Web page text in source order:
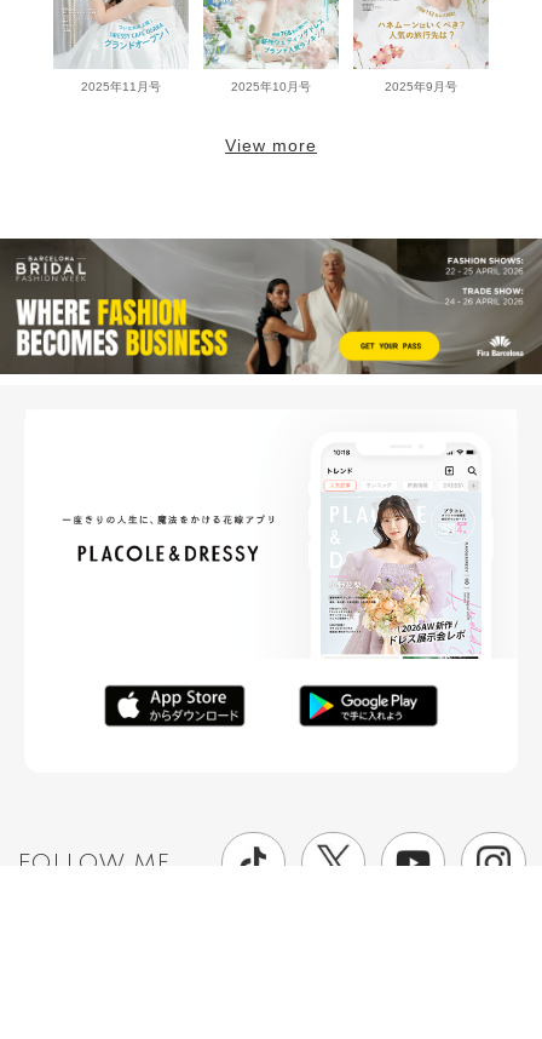
2025年11月号 2025年10月号 2025年9月号
View more
FOLLOW ME